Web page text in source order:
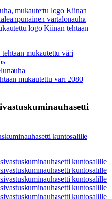
logo Kiinan tehtaan
mukautettu väri 2080